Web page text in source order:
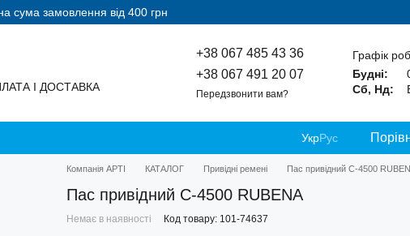
сума замовлення від 400 грн
І ДОСТАВКА
+38 067 485 43 36
+38 067 491 20 07
Передзвонити вам?
Графік
Будні:
Сб, Нд:
УкрРус
Компанія АРТІ КАТАЛОГ Привідні ремені Пас привідний С-4500
Пас привідний С-4500 RUBENA
Немає в наявності Код товару: 101-74637